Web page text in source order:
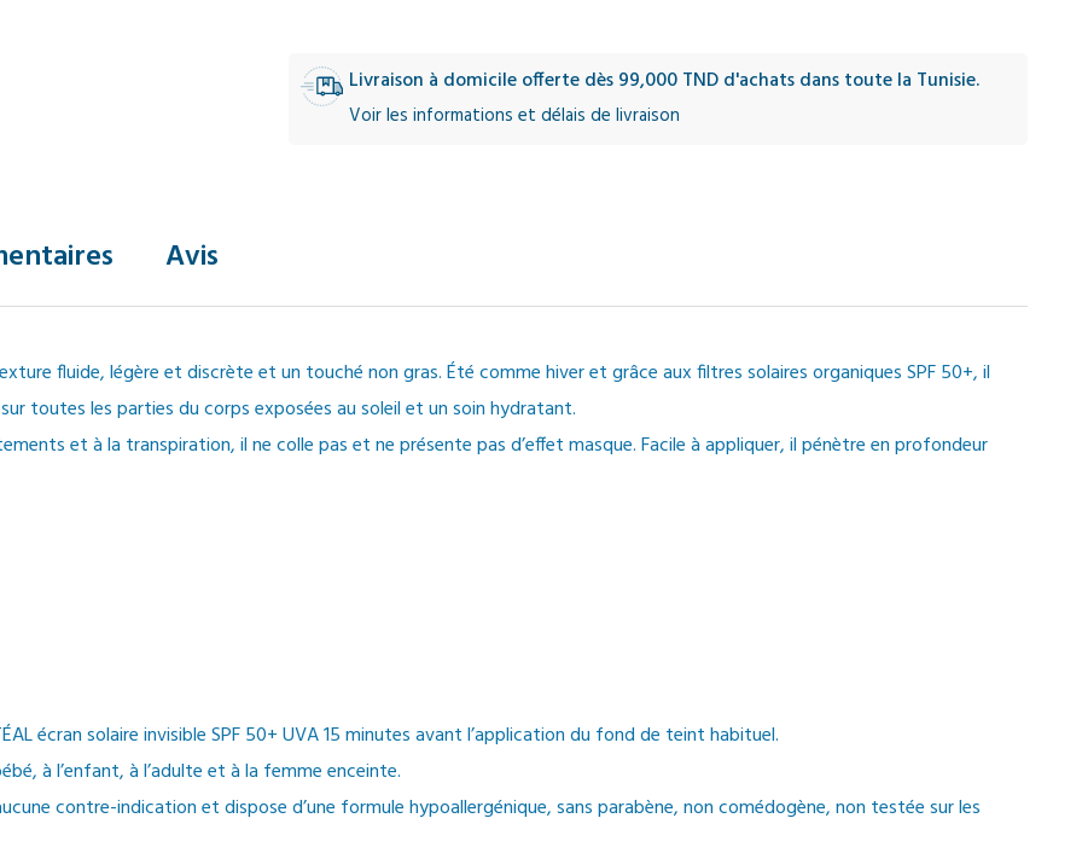
Livraison à domicile offerte dès 99,000 TND d'achats dans toute la Tunisie.
Voir les informations et délais de livraison
Avis
fluide, légère et discrète et un touché non gras. Été comme hiver et grâce aux filtres solaires organiques SPF 50+, il
toutes les parties du corps exposées au soleil et un soin hydratant.
et à la transpiration, il ne colle pas et ne présente pas d’effet masque. Facile à appliquer, il pénètre en profondeur
écran solaire invisible SPF 50+ UVA 15 minutes avant l’application du fond de teint habituel.
à l’enfant, à l’adulte et à la femme enceinte.
contre-indication et dispose d’une formule hypoallergénique, sans parabène, non comédogène, non testée sur les